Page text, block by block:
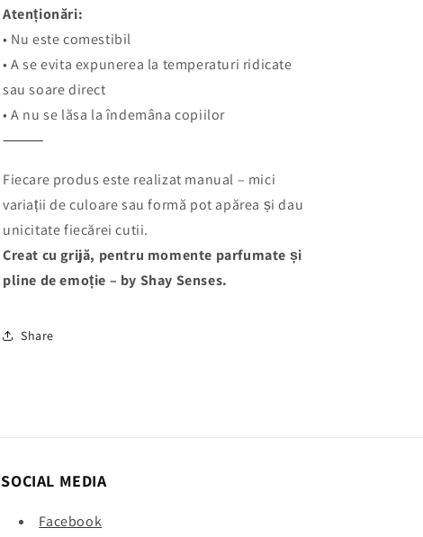
Atenționări:
• Nu este comestibil
• A se evita expunerea la temperaturi ridicate
sau soare direct
• A nu se lăsa la îndemâna copiilor
⸻
Fiecare produs este realizat manual – mici
variații de culoare sau formă pot apărea și dau
unicitate fiecărei cutii.
Creat cu grijă, pentru momente parfumate și
pline de emoție – by Shay Senses.
Share
SOCIAL MEDIA
Facebook